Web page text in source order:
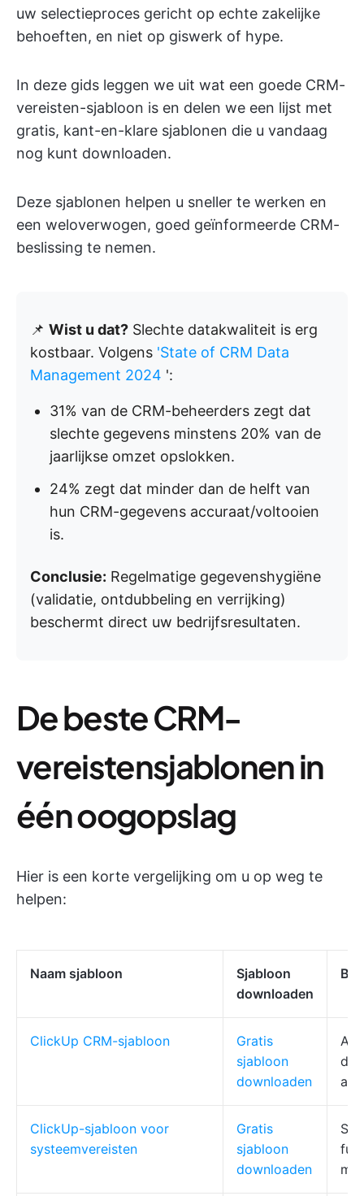
uw selectieproces gericht op echte zakelijke
behoeften, en niet op giswerk of hype.
In deze gids leggen we uit wat een goede CRM-
vereisten-sjabloon is en delen we een lijst met
gratis, kant-en-klare sjablonen die u vandaag
nog kunt downloaden.
Deze sjablonen helpen u sneller te werken en
een weloverwogen, goed geïnformeerde CRM-
beslissing te nemen.
📌 Wist u dat? Slechte datakwaliteit is erg
kostbaar. Volgens 'State of CRM Data
Management 2024 ':
31% van de CRM-beheerders zegt dat
slechte gegevens minstens 20% van de
jaarlijkse omzet opslokken.
24% zegt dat minder dan de helft van
hun CRM-gegevens accuraat/voltooien
is.
Conclusie: Regelmatige gegevenshygiëne
(validatie, ontdubbeling en verrijking)
beschermt direct uw bedrijfsresultaten.
De beste CRM-
vereistensjablonen in
één oogopslag
Hier is een korte vergelijking om u op weg te
helpen:
Naam sjabloon
Sjabloon
downloaden
ClickUp CRM-sjabloon
Gratis
sjabloon
downloaden
ClickUp-sjabloon voor
systeemvereisten
Gratis
sjabloon
downloaden